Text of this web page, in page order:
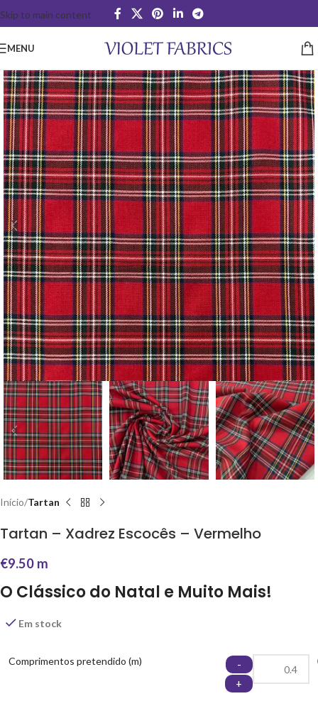
Skip to main content
MENU
Início Tartan
Tartan – Xadrez Escocês – Vermelho
€9.50 m
O Clássico do Natal e Muito Mais!
Em stock
Comprimentos pretendido (m)
-
+